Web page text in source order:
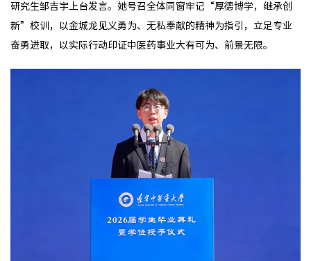
研究生邹吉宇上台发言。她号召全体同窗牢记“厚德博学，继承创
新”校训，以金城龙见义勇为、无私奉献的精神为指引，立足专业
奋勇进取，以实际行动印证中医药事业大有可为、前景无限。